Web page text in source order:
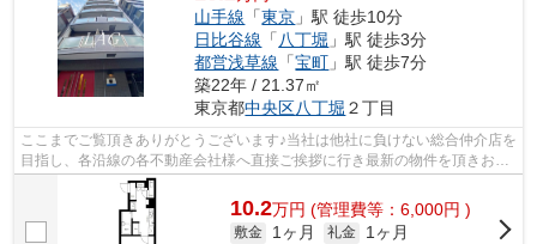
山手線 「東京 」駅 徒歩10分
日比谷線 「八丁堀 」駅 徒歩3分
都営浅草線 「宝町 」駅 徒歩7分
築22年 / 21.37㎡
東京都中央区八丁堀 ２丁目
ここまでご覧頂きありがとうございます♪当社は他社に負けない総合仲介店を
目指し、各沿線の各不動産会社様へ直接ご挨拶に行き最新の物件を頂きお客
様へ提供しております！最新の情報は...
10.2万円 (管理費等：6,000円 )
敷金 1ヶ月 礼金
1ヶ月